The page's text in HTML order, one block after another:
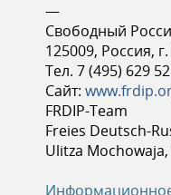
ь
—
Свободный
125009, Россия,
Тел. 7 (495) 629
Сайт:
FRDIP-Team
Freies Deutsch-
Ulitza